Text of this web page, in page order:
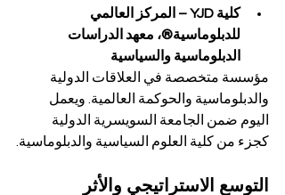
كلية YJD – المركز العالمي
للدبلوماسية®، معهد الدراسات
الدبلوماسية والسياسية
مؤسسة متخصصة في العلاقات الدولية
والدبلوماسية والحوكمة العالمية. ويعمل
اليوم ضمن الجامعة السويسرية الدولية
كجزء من كلية العلوم السياسية والدبلوماسية.
التوسع الاستراتيجي والأثر